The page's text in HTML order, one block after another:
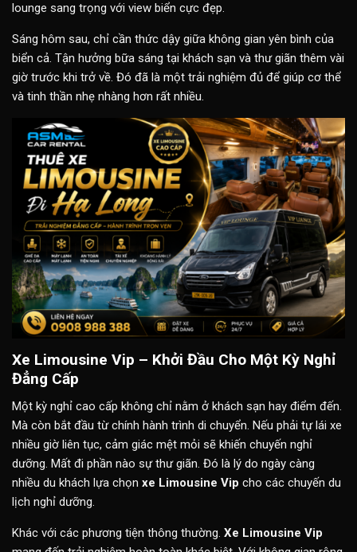
lounge sang trọng với view biển cực đẹp.
Sáng hôm sau, chỉ cần thức dậy giữa không gian yên bình của
biển cả. Tận hưởng bữa sáng tại khách sạn và thư giãn thêm vài
giờ trước khi trở về. Đó đã là một trải nghiệm đủ để giúp cơ thể
và tinh thần nhẹ nhàng hơn rất nhiều.
Xe Limousine Vip – Khởi Đầu Cho Một Kỳ Nghỉ
Đẳng Cấp
Một kỳ nghỉ cao cấp không chỉ nằm ở khách sạn hay điểm đến.
Mà còn bắt đầu từ chính hành trình di chuyển. Nếu phải tự lái xe
nhiều giờ liên tục, cảm giác mệt mỏi sẽ khiến chuyến nghỉ
dưỡng. Mất đi phần nào sự thư giãn. Đó là lý do ngày càng
nhiều du khách lựa chọn xe Limousine Vip cho các chuyến du
lịch nghỉ dưỡng.
Khác với các phương tiện thông thường. Xe Limousine Vip